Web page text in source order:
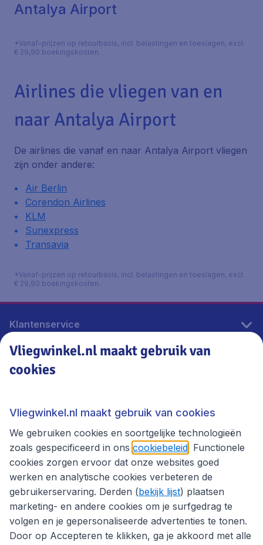
Antalya Airport
*Vanaf-prijzen op retourbasis, incl. belastingen en toeslagen, excl.
€ 29,90 boekingskosten.
Airlines die vliegen van en
naar Antalya Airport
De airlines die vanaf en naar Antalya Airport vliegen
zijn onder andere:
Air Berlin
Corendon Airlines
KLM
Sunexpress
Transavia
*Vanaf-prijzen op retourbasis, incl. belastingen en toeslagen, excl.
€ 29,90 boekingskosten.
Klantenservice
Vliegwinkel.nl
Thema's
Vliegwinkel.nl maakt gebruik van
cookies
Vliegwinkel.nl maakt gebruik van cookies
We gebruiken cookies en soortgelijke technologieën
zoals gespecificeerd in ons cookiebeleid . Functionele
cookies zorgen ervoor dat onze websites goed
werken en analytische cookies verbeteren de
gebruikerservaring. Derden (bekijk lijst) plaatsen
marketing- en andere cookies om je surfgedrag te
volgen en je gepersonaliseerde advertenties te tonen.
Door op Accepteren te klikken, ga je akkoord met alle